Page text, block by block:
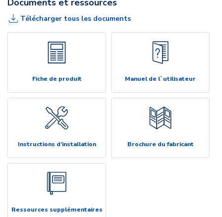
Documents et ressources
Télécharger tous les documents
Fiche de produit Manuel de l`utilisateur
Instructions d’installation Brochure du fabricant
Ressources supplémentaires